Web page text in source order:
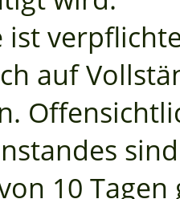
ist
auf
10